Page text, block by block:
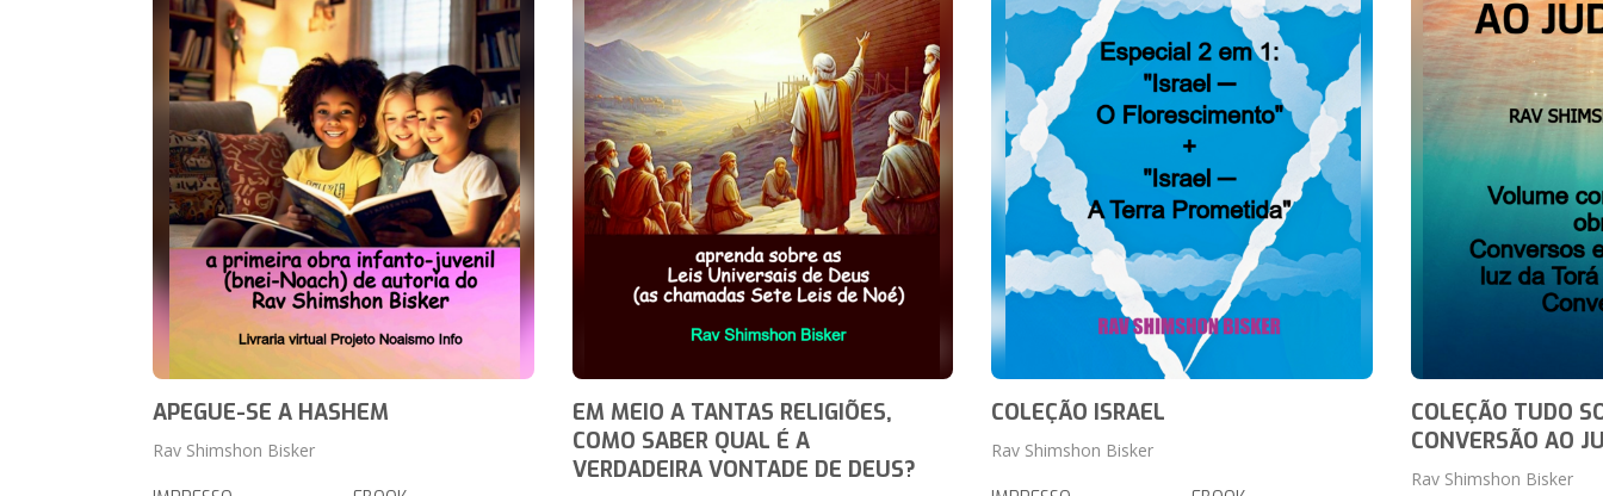
APEGUE-SE A HASHEM
Rav Shimshon Bisker
EM MEIO A TANTAS RELIGIÕES,
COMO SABER QUAL É A
VERDADEIRA VONTADE DE DEUS?
COLEÇÃO ISRAEL
Rav Shimshon Bisker
COLEÇÃO TUDO
CONVERSÃO AO
Rav Shimshon Bisker